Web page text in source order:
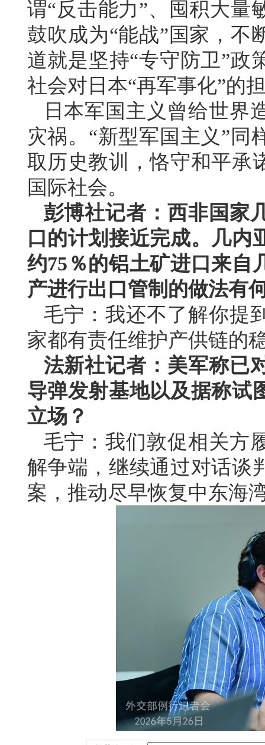
谓“反击能力”、囤积大量
鼓吹成为“能战”国家，不
道就是坚持“专守防卫”政
社会对日本“再军事化”的
日本军国主义曾给世界
灾祸。“新型军国主义”同
取历史教训，恪守和平承
国际社会。
彭博社记者：西非国家
口的计划接近完成。几内
约75％的铝土矿进口来自
产进行出口管制的做法有
毛宁：我还不了解你提
家都有责任维护产供链的
法新社记者：美军称已
导弹发射基地以及据称试
立场？
毛宁：我们敦促相关方
解争端，继续通过对话谈
案，推动尽早恢复中东海